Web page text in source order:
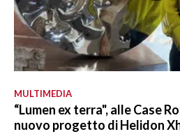
MULTIMEDIA
“Lumen ex terra", alle Case
nuovo progetto di Helidon